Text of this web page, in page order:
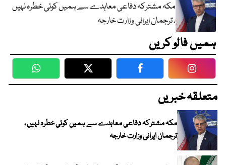
مکہ مشترکہ دفاعی معاہدے سے ہمیں کوئی خطرہ نہیں
، ترجمان ایرانی وزارت خارجہ
ہمیں فالو کریں
WhatsApp Twitter Facebook
متعلقہ خبریں
مکہ مشترکہ دفاعی معاہدے سے ہمیں کوئی خطرہ نہیں ،
ترجمان ایرانی وزارت خارجہ